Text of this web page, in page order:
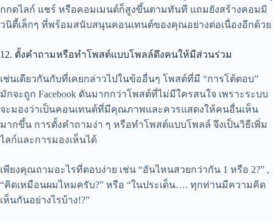
กกดไลก์ แชร์ หรือคอมเมนต์ก็สูงขึ้นตามทันที แถมยังสร้างคอมมิ
วนิตี้เล็กๆ ที่พร้อมสนับสนุนคอนเทนต์ของคุณอย่างต่อเนื่องอีกด้วย
12. ตั้งคำถามหรือทำโพสต์แบบโพลล์ดึงคนให้มีส่วนร่วม
เช่นเดียวกันกับที่เคยกล่าวไปในข้ออื่นๆ โพสต์ที่มี “การโต้ตอบ”
มักจะถูก Facebook ดันมากกว่าโพสต์ที่ไม่มีใครสนใจ เพราะระบบ
จะมองว่าเป็นคอนเทนต์ที่มีคุณภาพและควรแสดงให้คนอื่นเห็น
มากขึ้น การตั้งคำถามง่า ๆ หรือทำโพสต์แบบโพลล์ จึงเป็นวิธีเพิ่ม
ไลก์และการมองเห็นได้
เพียงคุณถามอะไรที่ตอบง่าย เช่น “อันไหนสวยกว่ากัน 1 หรือ 2?” ,
“คิดเหมือนผมไหมครับ?” หรือ “ในประเด็น…. ทุกท่านมีความคิด
เห็นกันอย่างไรบ้าง!?”